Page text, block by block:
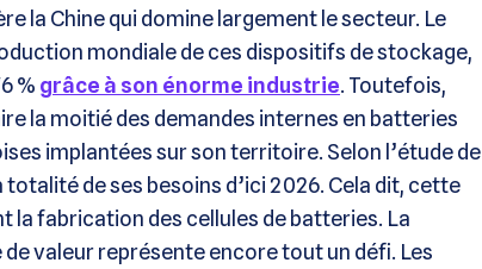
la Chine qui domine largement le secteur. Le
mondiale de ces dispositifs de stockage,
% grâce à son énorme industrie. Toutefois,
la moitié des demandes internes en batteries
implantées sur son territoire. Selon l’étude de
de ses besoins d’ici 2026. Cela dit, cette
fabrication des cellules de batteries. La
valeur représente encore tout un défi. Les